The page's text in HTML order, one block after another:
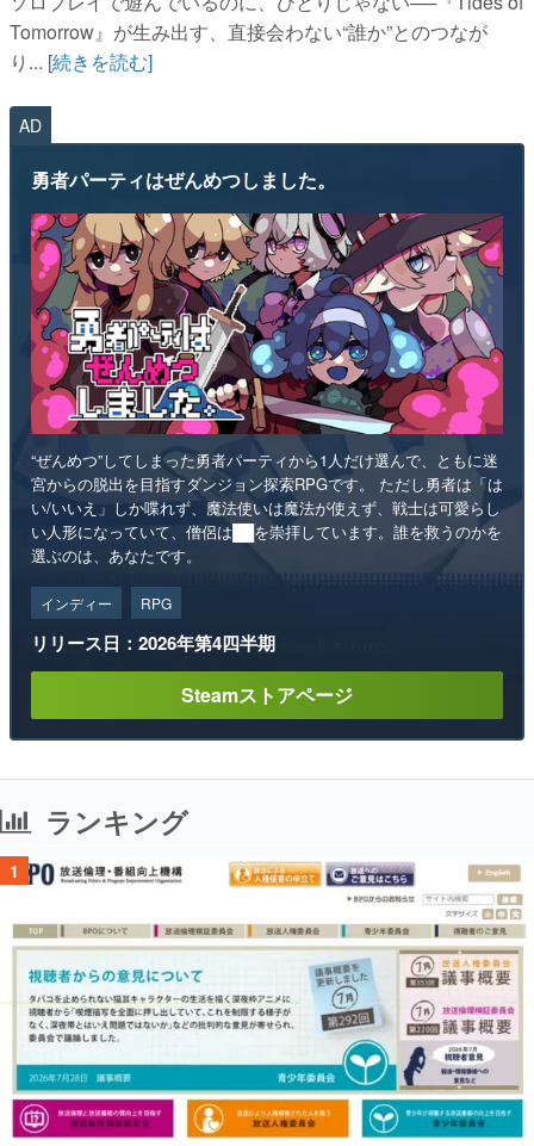
Tomorrow』が生み出す、直接会わない“誰か”とのつなが
り... [続きを読む]
AD
勇者パーティはぜんめつしました。
“ぜんめつ”してしまった勇者パーティから1人だけ選んで、ともに迷
宮からの脱出を目指すダンジョン探索RPGです。 ただし勇者は「は
い/いいえ」しか喋れず、魔法使いは魔法が使えず、戦士は可愛らし
い人形になっていて、僧侶は██を崇拝しています。誰を救うのかを
選ぶのは、あなたです。
インディー RPG
リリース日：2026年第4四半期
Steamストアページ
ランキング
1